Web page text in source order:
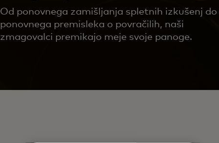
Od ponovnega zamišljanja spletnih izkušenj do
ponovnega premisleka o povračilih, naši
zmagovalci premikajo meje svoje panoge.